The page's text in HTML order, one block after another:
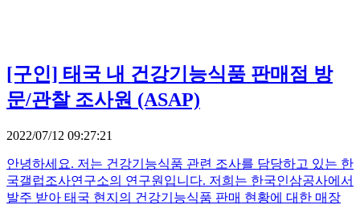
[구인] 태국 내 건강기능식품 판매점 방
문/관찰 조사원 (ASAP)
2022/07/12 09:27:21
안녕하세요. 저는 건강기능식품 관련 조사를 담당하고 있는 한
국갤럽조사연구소의 연구원입니다. 저희는 한국인삼공사에서
발주 받아 태국 현지의 건강기능식품 판매 현황에 대한 매장